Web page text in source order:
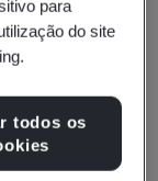
＆
para
do site
todos os